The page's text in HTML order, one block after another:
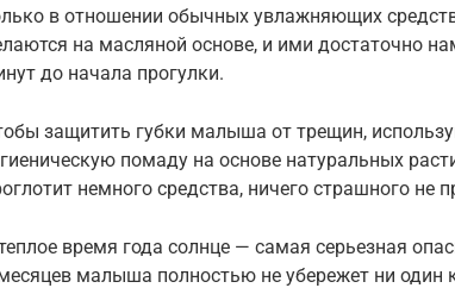
в отношении обычных увлажняющих
на масляной основе, и ими достаточно
до начала прогулки.
защитить губки малыша от трещин,
помаду на основе натуральных
немного средства, ничего страшного не
время года солнце — самая серьезная
малыша полностью не убережет ни один